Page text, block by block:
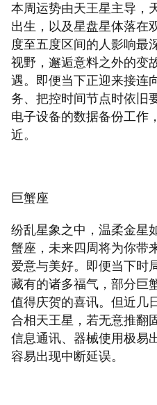
本周运势由天王星主导，
出生，以及星盘星体落在
度至五度区间的人影响最
视野，邂逅意料之外的变
遇。即便当下正迎来接连
务、把控时间节点时依旧
电子设备的数据备份工作
近。
巨蟹座
纷乱星象之中，温柔金星
蟹座，未来四周将为你带
爱意与美好。即便当下时
藏有的诸多福气，部分巨
值得庆贺的喜讯。但近几
合相天王星，若无意推翻
信息通讯、器械使用极易
容易出现中断延误。